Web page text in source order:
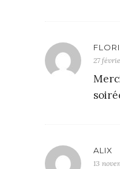
27
ALIX
13